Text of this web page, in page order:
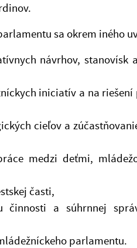
sa okrem iného
návrhov,
iniciatív a na
cieľov a
medzi deťmi,
časti,
činnosti a súhrnnej
parlamentu.